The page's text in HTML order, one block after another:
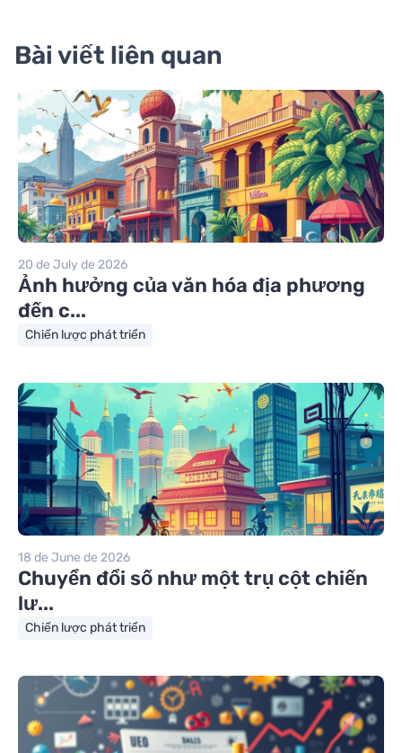
Bài viết liên quan
20 de July de 2026
Ảnh hưởng của văn hóa địa phương
đến c...
Chiến lược phát triển
18 de June de 2026
Chuyển đổi số như một trụ cột chiến
lư...
Chiến lược phát triển